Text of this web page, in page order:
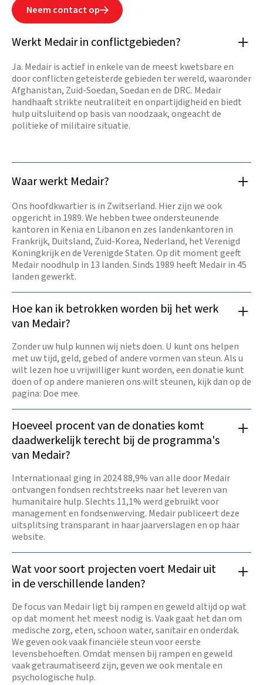
Neem contact op
Werkt Medair in conflictgebieden?
Ja. Medair is actief in enkele van de meest kwetsbare en
door conflicten geteisterde gebieden ter wereld, waaronder
Afghanistan, Zuid-Soedan, Soedan en de DRC. Medair
handhaaft strikte neutraliteit en onpartijdigheid en biedt
hulp uitsluitend op basis van noodzaak, ongeacht de
politieke of militaire situatie.
Waar werkt Medair?
Ons hoofdkwartier is in Zwitserland. Hier zijn we ook
opgericht in 1989. We hebben twee ondersteunende
kantoren in Kenia en Libanon en zes landenkantoren in
Frankrijk, Duitsland, Zuid-Korea, Nederland, het Verenigd
Koningkrijk en de Verenigde Staten. Op dit moment geeft
Medair noodhulp in 13 landen. Sinds 1989 heeft Medair in 45
landen gewerkt.
Hoe kan ik betrokken worden bij het werk
van Medair?
Zonder uw hulp kunnen wij niets doen. U kunt ons helpen
met uw tijd, geld, gebed of andere vormen van steun. Als u
wilt lezen hoe u vrijwilliger kunt worden, een donatie kunt
doen of op andere manieren ons wilt steunen, kijk dan op de
pagina: Doe mee.
Hoeveel procent van de donaties komt
daadwerkelijk terecht bij de programma's
van Medair?
Internationaal ging in 2024 88,9% van alle door Medair
ontvangen fondsen rechtstreeks naar het leveren van
humanitaire hulp. Slechts 11,1% werd gebruikt voor
management en fondsenwerving. Medair publiceert deze
uitsplitsing transparant in haar jaarverslagen en op haar
website.
Wat voor soort projecten voert Medair uit
in de verschillende landen?
De focus van Medair ligt bij rampen en geweld altijd op wat
op dat moment het meest nodig is. Vaak gaat het dan om
medische zorg, eten, schoon water, sanitair en onderdak.
We geven ook vaak financiële steun voor eerste
levensbehoeften. Omdat mensen bij rampen en geweld
vaak getraumatiseerd zijn, geven we ook mentale en
psychologische hulp.